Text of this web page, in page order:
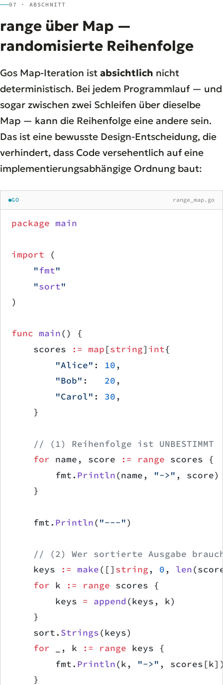
07 · ABSCHNITT
range über Map —
randomisierte Reihenfolge
Gos Map-Iteration ist absichtlich nicht
deterministisch. Bei jedem Programmlauf — und
sogar zwischen zwei Schleifen über dieselbe
Map — kann die Reihenfolge eine andere sein.
Das ist eine bewusste Design-Entscheidung, die
verhindert, dass Code versehentlich auf eine
implementierungsabhängige Ordnung baut:
GO range_map.go
package main
import (
    "
fmt"
    "
sort"
)
func main() {
    scores
:= map[string] int{
        "Alice"
: 10,
        "Bob"
: 20,
        "Carol"
: 30,
    }
    // (1) Reihenfolge ist UNBESTIMMT
    for
name, score := range scores {
        fmt.
Println(name, "->" , score)
    }
    fmt.
Println( "---")
// (2) Wer sortierte Ausgabe
    keys
:= make([] string, 0, len
    for
k := range scores {
        keys
= append (keys, k)
    }
    sort.
Strings(keys)
    for
_, k := range keys {
        fmt.
Println(k, "->" ,
    }